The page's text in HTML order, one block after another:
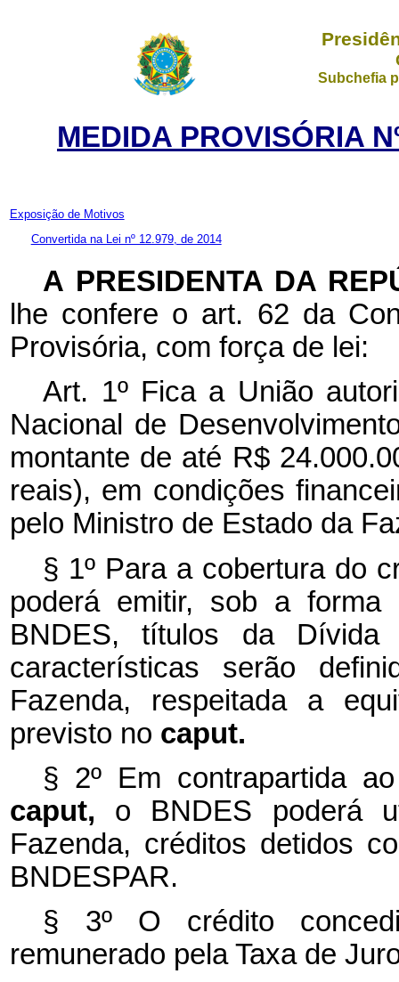
Subchefia
MEDIDA PROVISÓRIA
Exposição de Motivos
Convertida na Lei nº 12.979, de 2014
A PRESIDENTA DA
lhe confere o art. 62 da
Provisória, com força de lei:
Art. 1º Fica a União
Nacional de
montante de até R$
reais), em condições
pelo Ministro de Estado da
§ 1º Para a cobertura do
poderá emitir, sob a
BNDES, títulos da Dívida
características serão
Fazenda, respeitada a
previsto no caput.
§ 2º Em contrapartida
caput, o BNDES poderá
Fazenda, créditos detidos
BNDESPAR.
§ 3º O crédito
remunerado pela Taxa de